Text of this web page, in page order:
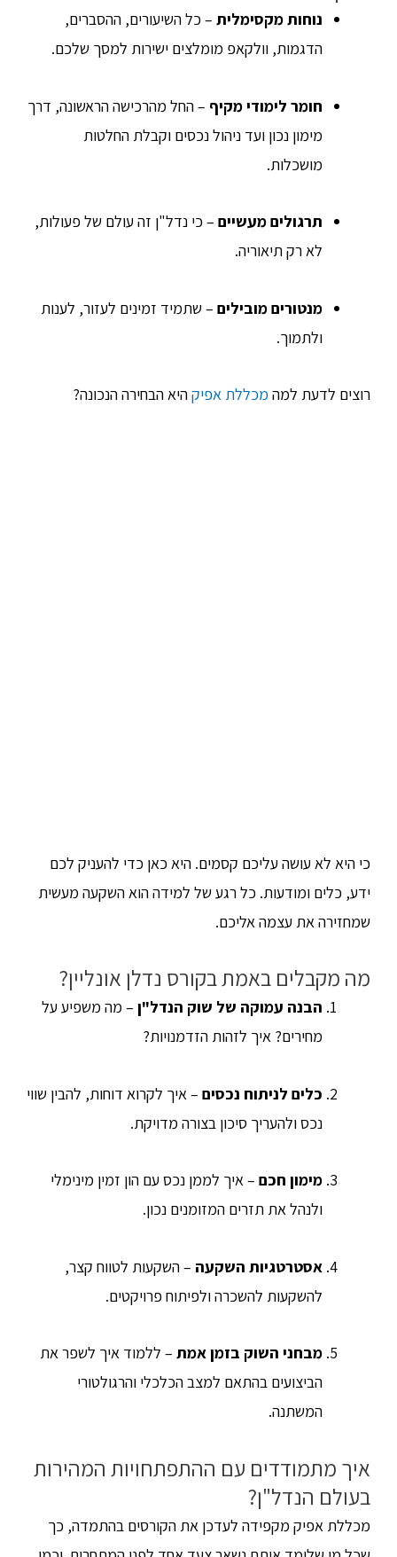
נוחות מקסימלית – כל השיעורים, ההסברים,
הדגמות, וולקאפ מומלצים ישירות למסך שלכם.
חומר לימודי מקיף – החל מהרכישה הראשונה, דרך
מימון נכון ועד ניהול נכסים וקבלת החלטות
מושכלות.
תרגולים מעשיים – כי נדל"ן זה עולם של פעולות,
לא רק תיאוריה.
מנטורים מובילים – שתמיד זמינים לעזור, לענות
ולתמוך.
רוצים לדעת למה מכללת אפיקהיא הבחירה הנכונה?
כי היא לא עושה עליכם קסמים. היא כאן כדי להעניק לכם
ידע, כלים ומודעות. כל רגע של למידה הוא השקעה מעשית
שמחזירה את עצמה אליכם.
מה מקבלים באמת בקורס נדלן אונליין?
הבנה עמוקה של שוק הנדל"ן – מה משפיע על
מחירים? איך לזהות הזדמנויות?
כלים לניתוח נכסים – איך לקרוא דוחות, להבין שווי
נכס ולהעריך סיכון בצורה מדויקת.
מימון חכם – איך לממן נכס עם הון זמין מינימלי
ולנהל את תזרים המזומנים נכון.
אסטרטגיות השקעה – השקעות לטווח קצר,
להשקעות להשכרה ולפיתוח פרויקטים.
מבחני השוק בזמן אמת – ללמוד איך לשפר את
הביצועים בהתאם למצב הכלכלי והרגולטורי
המשתנה.
איך מתמודדים עם ההתפתחויות המהירות
בעולם הנדל"ן?
מכללת אפיק מקפידה לעדכן את הקורסים בהתמדה, כך